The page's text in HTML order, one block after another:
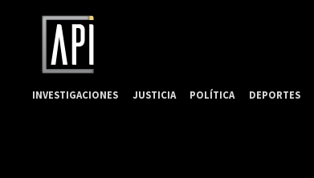
INVESTIGACIONES JUSTICIA POLÍTICA DEPORTES